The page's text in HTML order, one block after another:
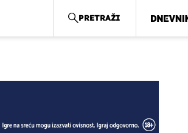
PRETRAŽI